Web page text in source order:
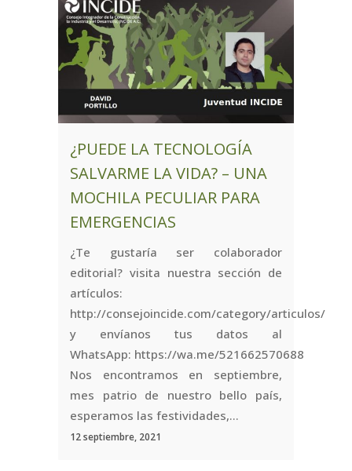
¿PUEDE LA TECNOLOGÍA
SALVARME LA VIDA? – UNA
MOCHILA PECULIAR PARA
EMERGENCIAS
¿Te gustaría ser colaborador
editorial? visita nuestra sección de
artículos:
http://consejoincide.com/category/articulos/
y envíanos tus datos al
WhatsApp: https://wa.me/521662570688
Nos encontramos en septiembre,
mes patrio de nuestro bello país,
esperamos las festividades,...
12 septiembre, 2021